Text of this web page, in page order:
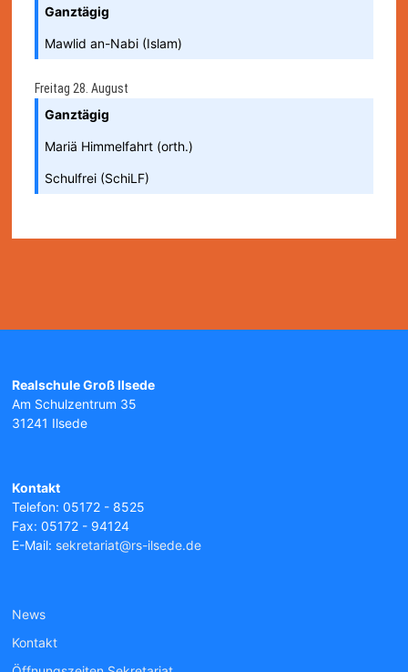
Ganztägig
Mawlid an-Nabi (Islam)
Freitag 28. August
Ganztägig
Mariä Himmelfahrt (orth.)
Schulfrei (SchiLF)
Realschule Groß Ilsede
Am Schulzentrum 35
31241 Ilsede
Kontakt
Telefon: 05172 - 8525
Fax: 05172 - 94124
E-Mail: sekretariat@rs-ilsede.de
News
Kontakt